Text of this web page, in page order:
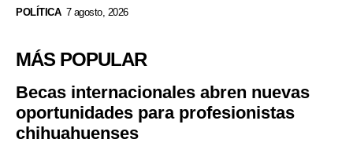
POLÍTICA 7 agosto, 2026
MÁS POPULAR
Becas internacionales abren nuevas
oportunidades para profesionistas
chihuahuenses